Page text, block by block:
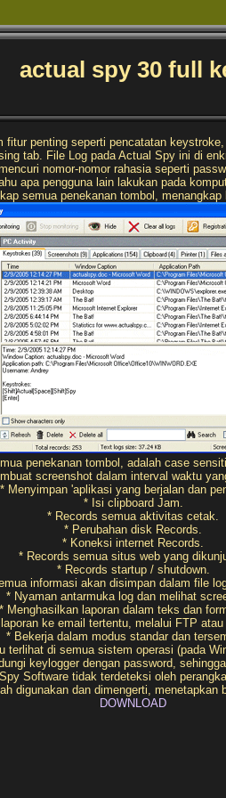
actual spy 30 full
penting seperti pencatatan
tab. File Log pada Actual Spy ini di
nomor-nomor rahasia seperti
apa pengguna lain lakukan pada
semua penekanan tombol,
penekanan tombol, adalah case
screenshot dalam interval waktu
* Menyimpan 'aplikasi yang berjalan dan
* Isi clipboard Jam.
* Records semua aktivitas cetak.
* Perubahan disk Records.
* Koneksi internet Records.
* Records semua situs web yang
* Records startup / shutdown.
informasi akan disimpan dalam file
* Nyaman antarmuka log dan melihat
* Menghasilkan laporan dalam teks dan
ke email tertentu, melalui FTP atau
* Bekerja dalam modus standar dan
terlihat di semua sistem operasi (pada
keylogger dengan password,
Software tidak terdeteksi oleh
digunakan dan dimengerti, menetapkan
DOWNLOAD